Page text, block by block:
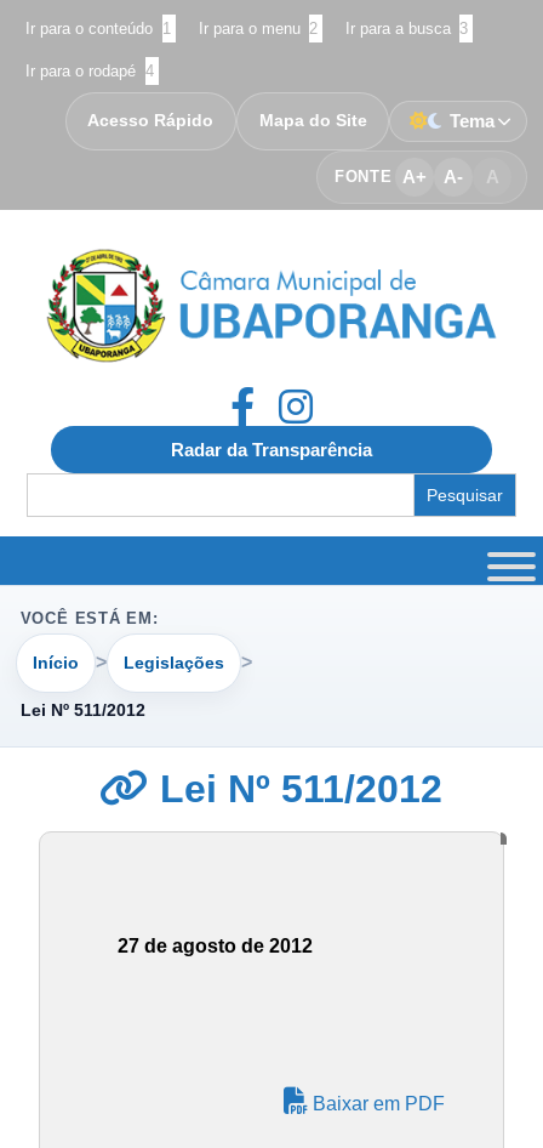
Ir para o conteúdo 1 Ir para o menu 2 Ir para a busca 3
Ir para o rodapé 4
FONTE A+ A- A
Acesso Rápido Mapa do Site Tema
Radar da Transparência
for:
VOCÊ ESTÁ EM:
Início Legislações
Lei Nº 511/2012
Lei Nº 511/2012
27 de agosto de 2012
Baixar em PDF